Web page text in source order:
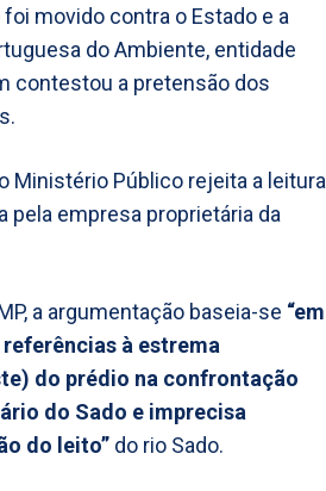
movido contra o Estado e a
do Ambiente, entidade
contestou a pretensão dos
Ministério Público rejeita a leitura
pela empresa proprietária da
a argumentação baseia-se “em
à estrema
do prédio na confrontação
do Sado e imprecisa
do leito” do rio Sado.